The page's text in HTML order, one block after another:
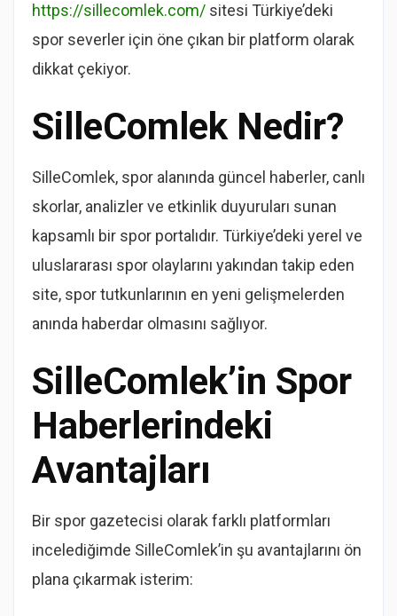
https://sillecomlek.com/ sitesi Türkiye’deki
spor severler için öne çıkan bir platform olarak
dikkat çekiyor.
SilleComlek Nedir?
SilleComlek, spor alanında güncel haberler, canlı
skorlar, analizler ve etkinlik duyuruları sunan
kapsamlı bir spor portalıdır. Türkiye’deki yerel ve
uluslararası spor olaylarını yakından takip eden
site, spor tutkunlarının en yeni gelişmelerden
anında haberdar olmasını sağlıyor.
SilleComlek’in Spor
Haberlerindeki
Avantajları
Bir spor gazetecisi olarak farklı platformları
incelediğimde SilleComlek’in şu avantajlarını ön
plana çıkarmak isterim: